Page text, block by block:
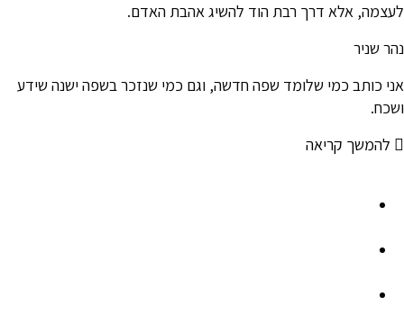
לעצמה, אלא דרך רבת הוד להשיג אהבת האדם.
נהר שניר
אני כותב כמי שלומד שפה חדשה, וגם כמי שנזכר בשפה ישנה שידע
ושכח.
להמשך קריאה